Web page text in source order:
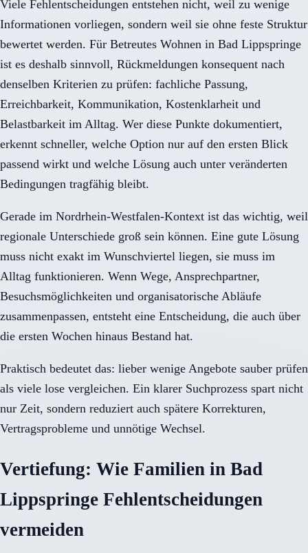
Viele Fehlentscheidungen entstehen nicht, weil zu wenige
Informationen vorliegen, sondern weil sie ohne feste Struktur
bewertet werden. Für Betreutes Wohnen in Bad Lippspringe
ist es deshalb sinnvoll, Rückmeldungen konsequent nach
denselben Kriterien zu prüfen: fachliche Passung,
Erreichbarkeit, Kommunikation, Kostenklarheit und
Belastbarkeit im Alltag. Wer diese Punkte dokumentiert,
erkennt schneller, welche Option nur auf den ersten Blick
passend wirkt und welche Lösung auch unter veränderten
Bedingungen tragfähig bleibt.
Gerade im Nordrhein-Westfalen-Kontext ist das wichtig, weil
regionale Unterschiede groß sein können. Eine gute Lösung
muss nicht exakt im Wunschviertel liegen, sie muss im
Alltag funktionieren. Wenn Wege, Ansprechpartner,
Besuchsmöglichkeiten und organisatorische Abläufe
zusammenpassen, entsteht eine Entscheidung, die auch über
die ersten Wochen hinaus Bestand hat.
Praktisch bedeutet das: lieber wenige Angebote sauber prüfen
als viele lose vergleichen. Ein klarer Suchprozess spart nicht
nur Zeit, sondern reduziert auch spätere Korrekturen,
Vertragsprobleme und unnötige Wechsel.
Vertiefung: Wie Familien in Bad
Lippspringe Fehlentscheidungen
vermeiden